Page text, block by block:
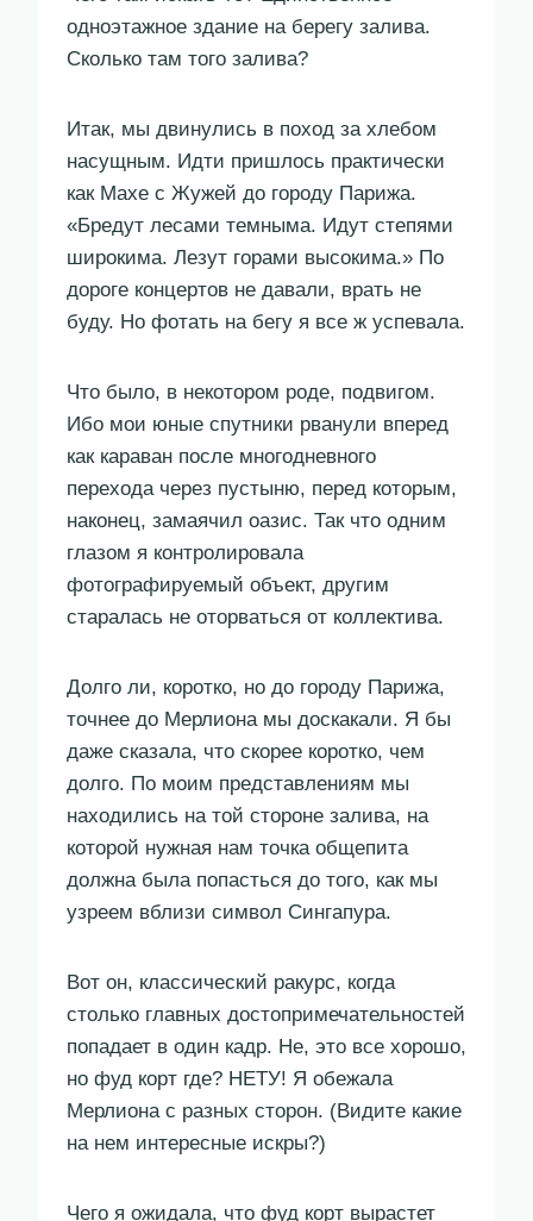
одноэтажное здание на берегу залива.
Сколько там того залива?
Итак, мы двинулись в поход за хлебом
насущным. Идти пришлось практически
как Махе с Жужей до городу Парижа.
«Бредут лесами темныма. Идут степями
широкима. Лезут горами высокима.» По
дороге концертов не давали, врать не
буду. Но фотать на бегу я все ж успевала.
Что было, в некотором роде, подвигом.
Ибо мои юные спутники рванули вперед
как караван после многодневного
перехода через пустыню, перед которым,
наконец, замаячил оазис. Так что одним
глазом я контролировала
фотографируемый объект, другим
старалась не оторваться от коллектива.
Долго ли, коротко, но до городу Парижа,
точнее до Мерлиона мы доскакали. Я бы
даже сказала, что скорее коротко, чем
долго. По моим представлениям мы
находились на той стороне залива, на
которой нужная нам точка общепита
должна была попасться до того, как мы
узреем вблизи символ Сингапура.
Вот он, классический ракурс, когда
столько главных достопримечательностей
попадает в один кадр. Не, это все хорошо,
но фуд корт где? НЕТУ! Я обежала
Мерлиона с разных сторон. (Видите какие
на нем интересные искры?)
Чего я ожидала, что фуд корт вырастет